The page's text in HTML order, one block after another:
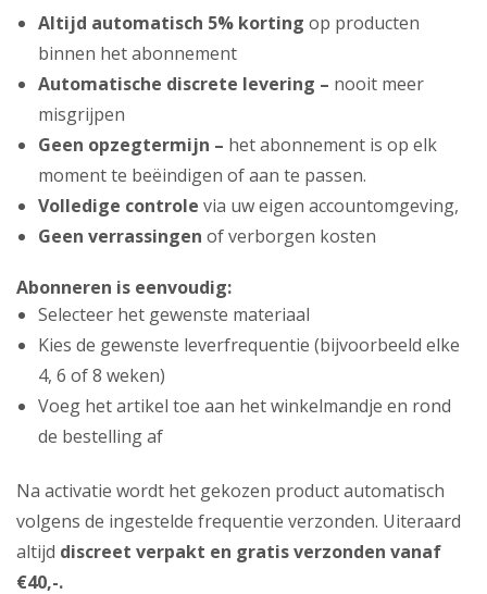
Altijd automatisch 5% korting op producten
binnen het abonnement
Automatische discrete levering – nooit meer
misgrijpen
Geen opzegtermijn – het abonnement is op elk
moment te beëindigen of aan te passen.
Volledige controle via uw eigen accountomgeving,
Geen verrassingen of verborgen kosten
Abonneren is eenvoudig:
Selecteer het gewenste materiaal
Kies de gewenste leverfrequentie (bijvoorbeeld elke
4, 6 of 8 weken)
Voeg het artikel toe aan het winkelmandje en rond
de bestelling af
Na activatie wordt het gekozen product automatisch
volgens de ingestelde frequentie verzonden. Uiteraard
altijd discreet verpakt en gratis verzonden vanaf
€40,-.